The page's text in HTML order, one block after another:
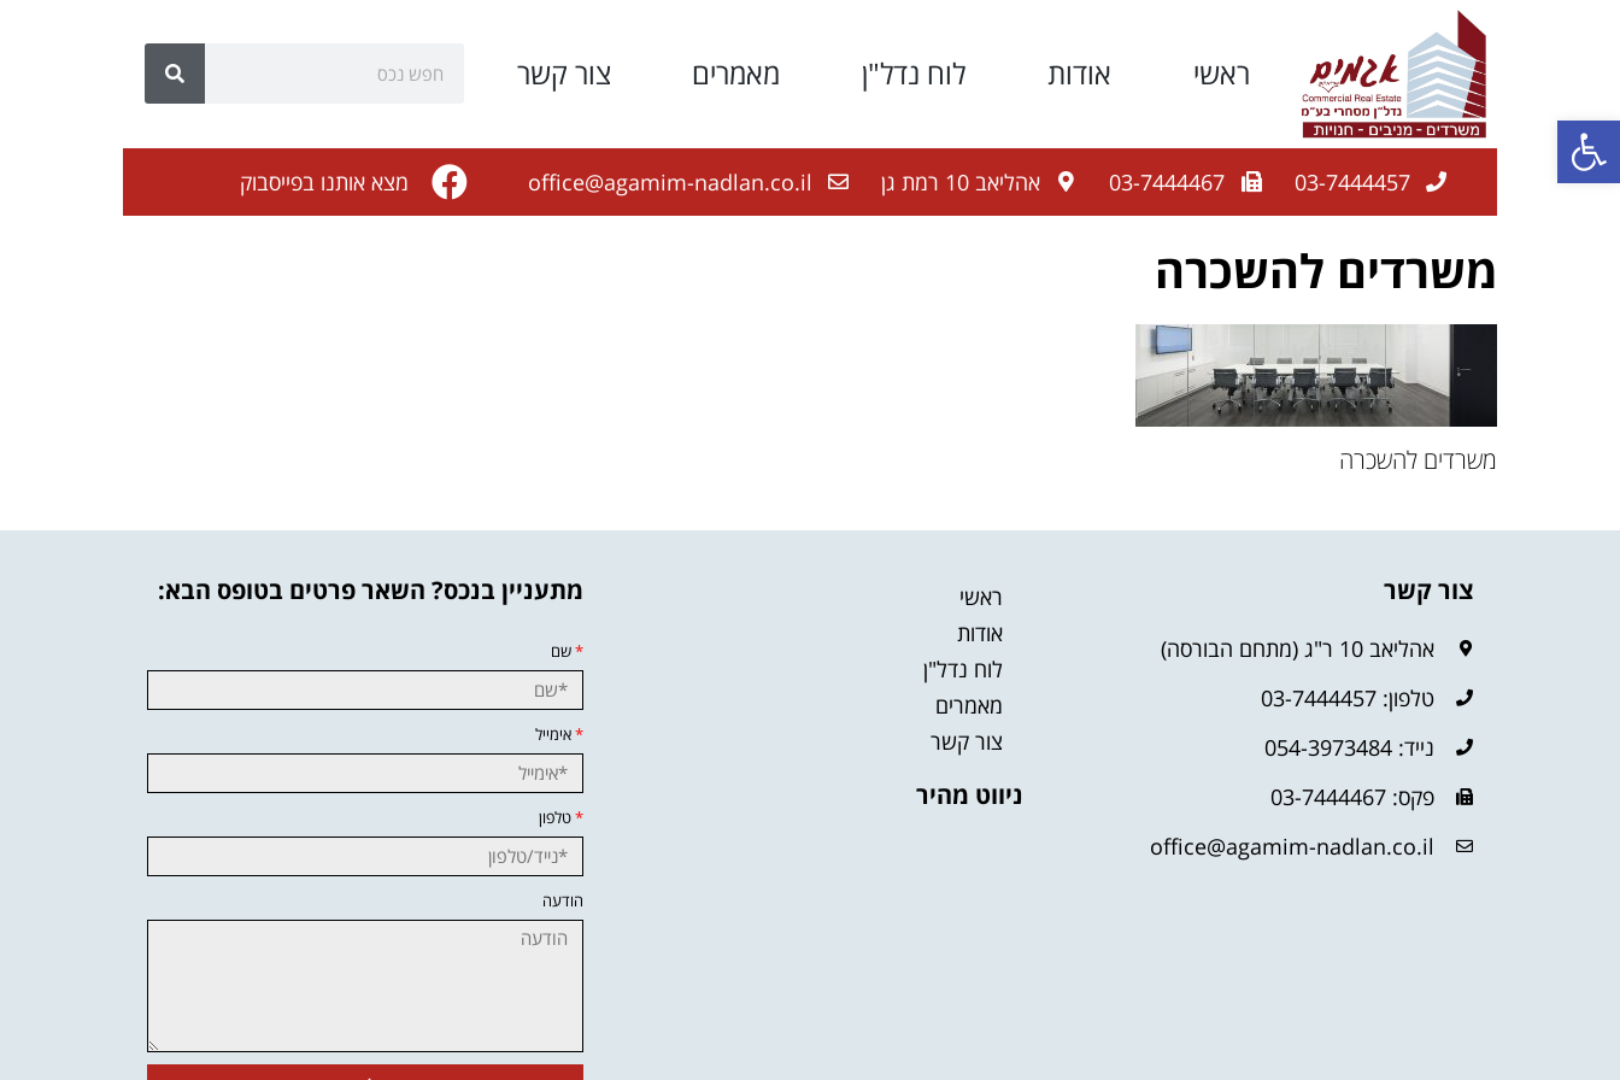
ראשי אודות לוח נדל"ן מאמרים צור קשר
03-7444457
03-7444467 אהליאב 10 רמת גן office@agamim-nadlan.co.il מצא אותנו בפייסבוק
משרדים להשכרה
משרדים להשכרה
צור קשר
אהליאב 10 ר"ג (מתחם הבורסה)
טלפון: 03-7444457
נייד: 054-3973484
פקס: 03-7444467
office@agamim-nadlan.co.il
ראשי
אודות
לוח נדל"ן
מאמרים
צור קשר
ניווט מהיר
מתעניין בנכס? השאר פרטים בטופס הבא:
*שם
*אימייל
*טלפון
הודעה
פתח סרגל נגישות